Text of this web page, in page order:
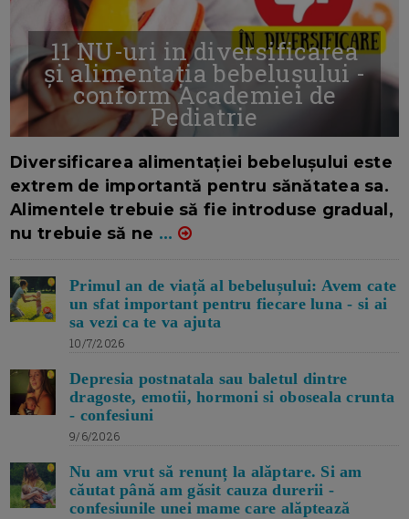
11 NU-uri in diversificarea
și alimentația bebelușului -
conform Academiei de
Pediatrie
Diversificarea alimentației bebelușului este
extrem de importantă pentru sănătatea sa.
Alimentele trebuie să fie introduse gradual,
nu trebuie să ne ...
Primul an de viață al bebelușului: Avem cate
un sfat important pentru fiecare luna - si ai
sa vezi ca te va ajuta
10/7/2026
Depresia postnatala sau baletul dintre
dragoste, emotii, hormoni si oboseala crunta
- confesiuni
9/6/2026
Nu am vrut să renunț la alăptare. Si am
căutat până am găsit cauza durerii -
confesiunile unei mame care alăptează